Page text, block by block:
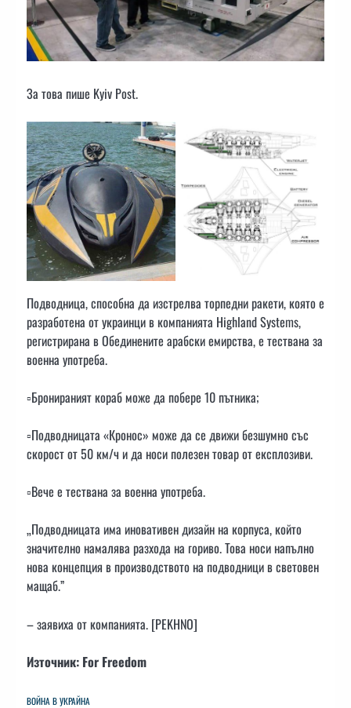
За това пише Kyiv Post.
Подводница, способна да изстрелва торпедни ракети, която е
разработена от украинци в компанията Highland Systems,
регистрирана в Обединените арабски емирства, е тествана за
военна употреба.
▫️Бронираният кораб може да побере 10 пътника;
▫️Подводницата «Кронос» може да се движи безшумно със
скорост от 50 км/ч и да носи полезен товар от експлозиви.
▫️Вече е тествана за военна употреба.
„Подводницата има иновативен дизайн на корпуса, който
значително намалява разхода на гориво. Това носи напълно
нова концепция в производството на подводници в световен
мащаб.”
– заявиха от компанията. [PEKHNO]
Източник: For Freedom
ВОЙНА В УКРАЙНА